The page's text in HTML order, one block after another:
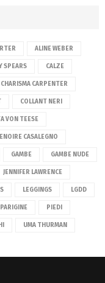
ALINE WEBER
SPEARS CALZE
CHARISMA CARPENTER
COLLANT NERI
VON TEESE
CASALEGNO
GAMBE GAMBE NUDE
JENNIFER LAWRENCE
LEGGINGS LGDD
PARIGINE PIEDI
UMA THURMAN